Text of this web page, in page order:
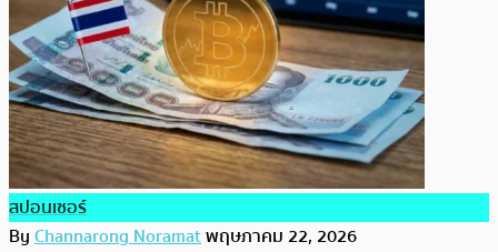
สปอนเซอร์
ByChannarong Noramatพฤษภาคม 22, 2026